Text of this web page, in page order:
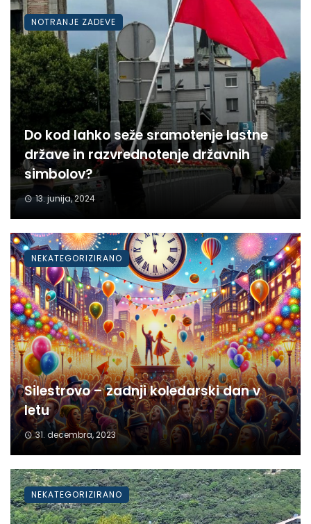
Do kod lahko seže sramotenje lastne
države in razvrednotenje državnih
simbolov?
13. junija, 2024
NOTRANJE ZADEVE
Silestrovo – zadnji koledarski dan v
letu
31. decembra, 2023
NEKATEGORIZIRANO
NEKATEGORIZIRANO